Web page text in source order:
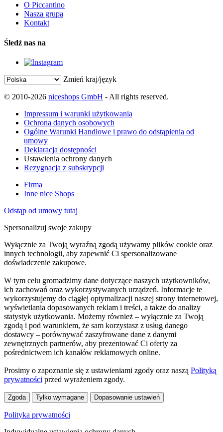
O Piccantino
Nasza grupa
Kontakt
Śledź nas na
Zmień kraj/język
© 2010-2026 niceshops GmbH - All rights reserved.
Impressum i warunki użytkowania
Ochrona danych osobowych
Ogólne Warunki Handlowe i prawo do odstąpienia od
umowy
Deklaracja dostępności
Ustawienia ochrony danych
Rezygnacja z subskrypcji
Firma
Inne nice Shops
Odstąp od umowy tutaj
Spersonalizuj swoje zakupy
Wyłącznie za Twoją wyraźną zgodą używamy plików cookie oraz
innych technologii, aby zapewnić Ci spersonalizowane
doświadczenie zakupowe.
W tym celu gromadzimy dane dotyczące naszych użytkowników,
ich zachowań oraz wykorzystywanych urządzeń. Informacje te
wykorzystujemy do ciągłej optymalizacji naszej strony internetowej,
wyświetlania dopasowanych reklam i treści, a także do analizy
statystyk użytkowania. Możemy również – wyłącznie za Twoją
zgodą i pod warunkiem, że sam korzystasz z usług danego
dostawcy – porównywać zaszyfrowane dane z danymi
zewnętrznych partnerów, aby prezentować Ci oferty za
pośrednictwem ich kanałów reklamowych online.
Prosimy o zapoznanie się z ustawieniami zgody oraz naszą Polityką
prywatności przed wyrażeniem zgody.
Zgoda Tylko wymagane Dopasowanie ustawień
Polityka prywatności